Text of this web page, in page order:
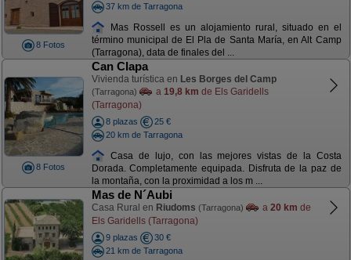
8 Fotos
37 km de Tarragona
Mas Rossell es un alojamiento rural, situado en el
término municipal de El Pla de Santa María, en Alt Camp
(Tarragona), data de finales del ...
8 Fotos
Can Clapa
Vivienda turística en Les Borges del Camp
(Tarragona) a 19,8 km de Els Garidells
(Tarragona)
8 plazas
25 €
20 km de Tarragona
Casa de lujo, con las mejores vistas de la Costa
Dorada. Completamente equipada. Disfruta de la paz de
la montaña, con la proximidad a los m ...
Mas de N´Aubi
Casa Rural en Riudoms (Tarragona) a 20 km de
Els Garidells (Tarragona)
9 plazas
30 €
21 km de Tarragona